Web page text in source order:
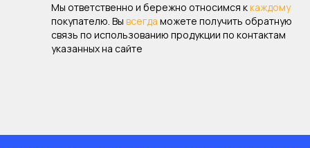
Мы ответственно и бережно относимся ккаждому
покупателю. Вы всегда можете получить обратную
связь по использованию продукции по контактам
указанных на сайте